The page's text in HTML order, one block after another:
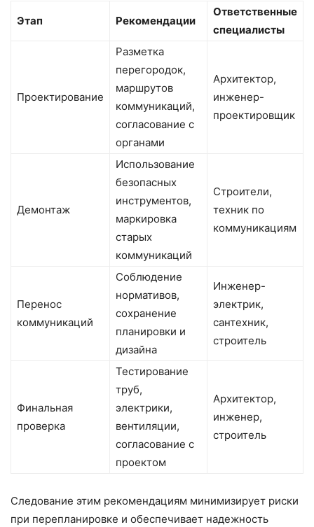
Этап Рекомендации
Ответственные
специалисты
Проектирование
Разметка
перегородок,
маршрутов
коммуникаций,
согласование с
органами
Архитектор,
инженер-
проектировщик
Демонтаж
Использование
безопасных
инструментов,
маркировка
старых
коммуникаций
Строители,
техник по
коммуникациям
Перенос
коммуникаций
Соблюдение
нормативов,
сохранение
планировки и
дизайна
Инженер-
электрик,
сантехник,
строитель
Финальная
проверка
Тестирование
труб,
электрики,
вентиляции,
согласование с
проектом
Архитектор,
инженер,
строитель
Следование этим рекомендациям минимизирует риски
при перепланировке и обеспечивает надежность